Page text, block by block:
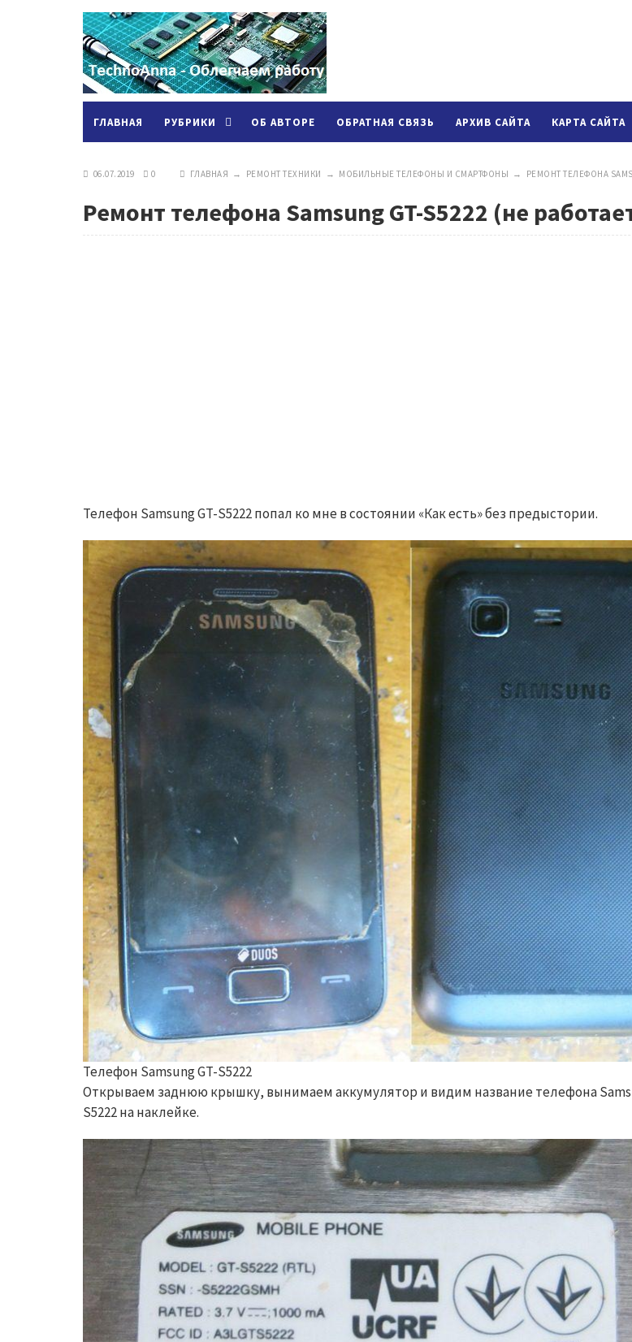
ГЛАВНАЯ РУБРИКИ ОБ АВТОРЕ ОБРАТНАЯ СВЯЗЬ АРХИВ САЙТА КАРТА САЙТА
06.07.2019 0 ГЛАВНАЯ → РЕМОНТ ТЕХНИКИ → МОБИЛЬНЫЕ ТЕЛЕФОНЫ И СМАРТФОНЫ → РЕМОНТ ТЕЛЕФОНА
Ремонт телефона Samsung GT-S5222 (не
Телефон Samsung GT-S5222 попал ко мне в состоянии «Как есть» без предыстории.
Телефон Samsung GT-S5222
Открываем заднюю крышку, вынимаем аккумулятор и видим название телефона
S5222 на наклейке.